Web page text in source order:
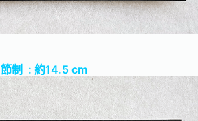
節制 : 約14.5 cm